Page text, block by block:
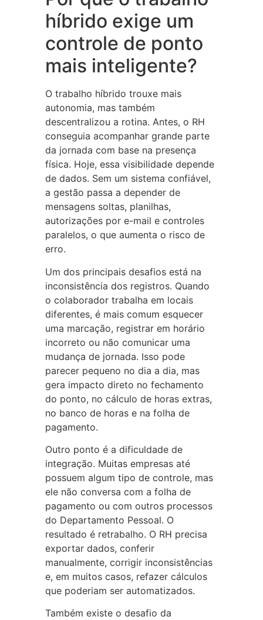
híbrido exige um
controle de ponto
mais inteligente?
O trabalho híbrido trouxe mais
autonomia, mas também
descentralizou a rotina. Antes, o RH
conseguia acompanhar grande parte
da jornada com base na presença
física. Hoje, essa visibilidade depende
de dados. Sem um sistema confiável,
a gestão passa a depender de
mensagens soltas, planilhas,
autorizações por e-mail e controles
paralelos, o que aumenta o risco de
erro.
Um dos principais desafios está na
inconsistência dos registros. Quando
o colaborador trabalha em locais
diferentes, é mais comum esquecer
uma marcação, registrar em horário
incorreto ou não comunicar uma
mudança de jornada. Isso pode
parecer pequeno no dia a dia, mas
gera impacto direto no fechamento
do ponto, no cálculo de horas extras,
no banco de horas e na folha de
pagamento.
Outro ponto é a dificuldade de
integração. Muitas empresas até
possuem algum tipo de controle, mas
ele não conversa com a folha de
pagamento ou com outros processos
do Departamento Pessoal. O
resultado é retrabalho. O RH precisa
exportar dados, conferir
manualmente, corrigir inconsistências
e, em muitos casos, refazer cálculos
que poderiam ser automatizados.
Também existe o desafio da